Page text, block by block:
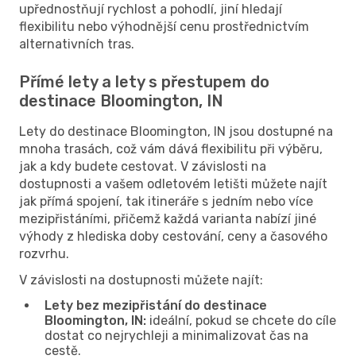
upřednostňují rychlost a pohodlí, jiní hledají
flexibilitu nebo výhodnější cenu prostřednictvím
alternativních tras.
Přímé lety a lety s přestupem do
destinace Bloomington, IN
Lety do destinace Bloomington, IN jsou dostupné na
mnoha trasách, což vám dává flexibilitu při výběru,
jak a kdy budete cestovat. V závislosti na
dostupnosti a vašem odletovém letišti můžete najít
jak přímá spojení, tak itineráře s jedním nebo více
mezipřistáními, přičemž každá varianta nabízí jiné
výhody z hlediska doby cestování, ceny a časového
rozvrhu.
V závislosti na dostupnosti můžete najít:
Lety bez mezipřistání do destinace
Bloomington, IN: ideální, pokud se chcete do cíle
dostat co nejrychleji a minimalizovat čas na
cestě.